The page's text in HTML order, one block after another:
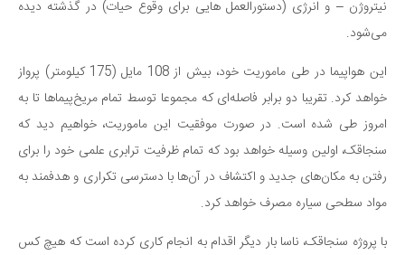
نیتروژن – و انرژی (دستورالعمل هایی برای وقوع حیات) در گذشته دیده
می‌شود.
این هواپیما در طی ماموریت خود، بیش از 108 مایل (175 کیلومتر) پرواز
خواهد کرد. تقریبا دو برابر فاصله‌ای که مجموعا توسط تمام مریخ‌پیماها تا به
امروز طی شده است. در صورت موفقیت این ماموریت، خواهیم دید که
سنجاقک، اولین وسیله خواهد بود که تمام ظرفیت ترابری علمی خود را برای
رفتن به مکان‌های جدید و اکتشاف در آن‌ها با دسترسی تکراری و هدفمند به
مواد سطحی سیاره مصرف خواهد کرد.
با پروژه سنجاقک، ناسا بار دیگر اقدام به انجام کاری کرده است که هیچ کس